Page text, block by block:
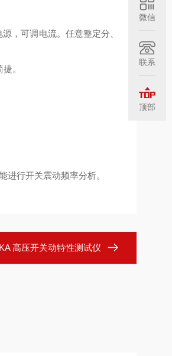
，可调电流。任意整定分、
。
行开关震动频率分析。
高压开关动特性测试仪
微信
联系
顶部